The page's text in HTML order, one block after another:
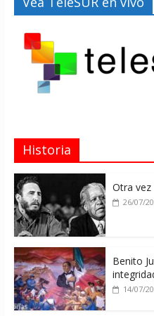
Historia
Otra
26/07/
Benito
14/07/